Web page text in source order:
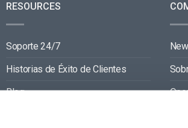
RESOURCES
Soporte 24/7
Historias de Éxito de Clientes
Blog